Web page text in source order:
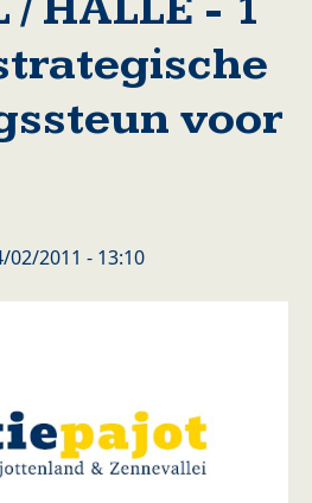
voor
02/2011 - 13:10